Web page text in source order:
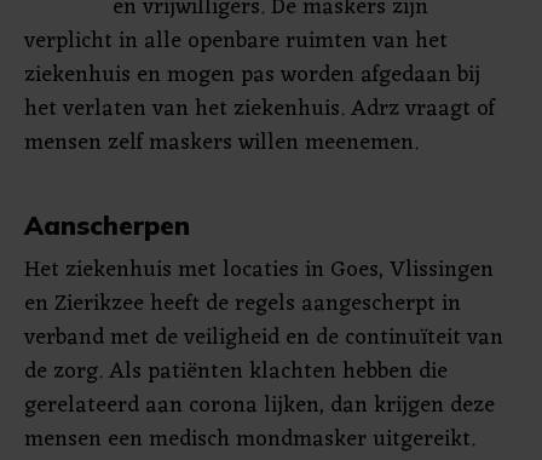
verplicht in alle openbare ruimten van het
ziekenhuis en mogen pas worden afgedaan bij
het verlaten van het ziekenhuis. Adrz vraagt of
mensen zelf maskers willen meenemen.
Aanscherpen
Het ziekenhuis met locaties in Goes, Vlissingen
en Zierikzee heeft de regels aangescherpt in
verband met de veiligheid en de continuïteit van
de zorg. Als patiënten klachten hebben die
gerelateerd aan corona lijken, dan krijgen deze
mensen een medisch mondmasker uitgereikt.